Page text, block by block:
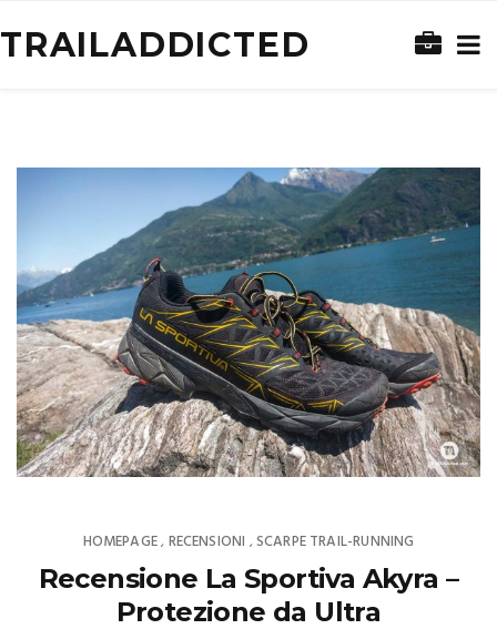
TRAILADDICTED
HOMEPAGE, RECENSIONI ,SCARPE TRAIL-RUNNING
Recensione La Sportiva Akyra –
Protezione da Ultra